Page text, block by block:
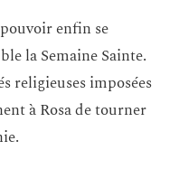
enfin se
la Semaine Sainte.
religieuses imposées
à Rosa de tourner